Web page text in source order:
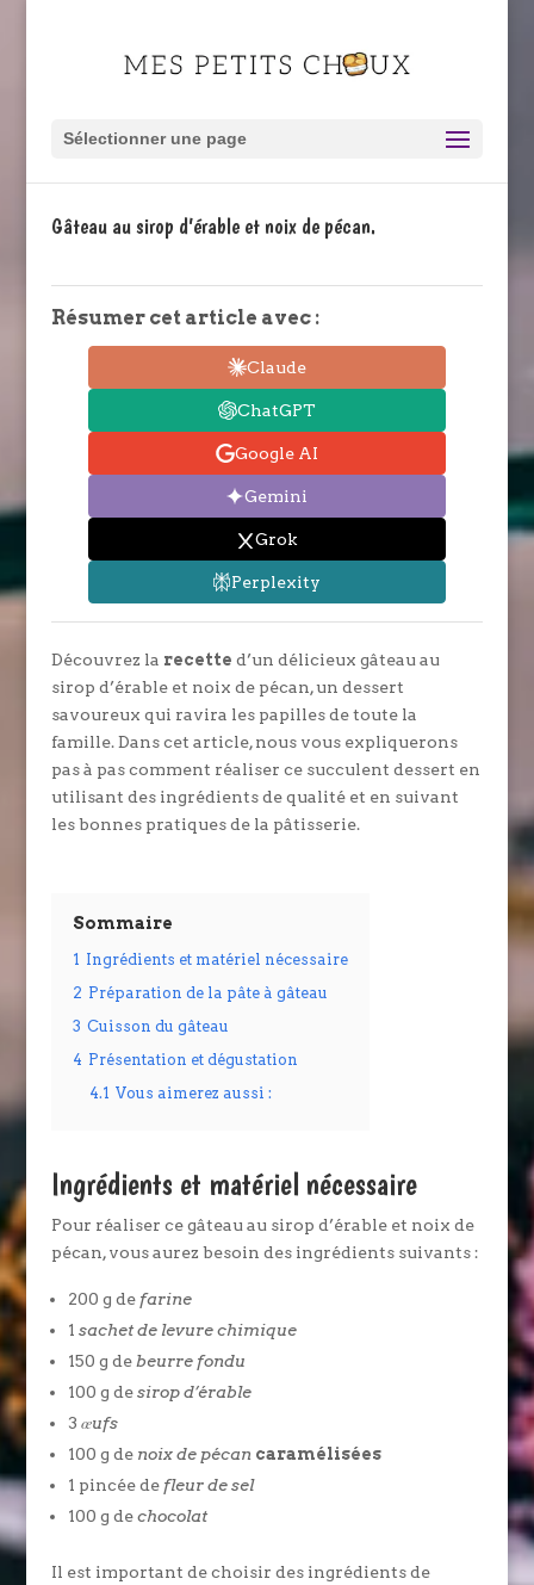
Sélectionner une page
Gâteau au sirop d’érable et noix de pécan.
Résumer cet article avec :
Claude
ChatGPT
Google AI
Gemini
Grok
Perplexity
Découvrez la recette d’un délicieux gâteau au
sirop d’érable et noix de pécan, un dessert
savoureux qui ravira les papilles de toute la
famille. Dans cet article, nous vous expliquerons
pas à pas comment réaliser ce succulent dessert en
utilisant des ingrédients de qualité et en suivant
les bonnes pratiques de la pâtisserie.
Sommaire
1 Ingrédients et matériel nécessaire
2 Préparation de la pâte à gâteau
3 Cuisson du gâteau
4 Présentation et dégustation
4.1 Vous aimerez aussi :
Ingrédients et matériel nécessaire
Pour réaliser ce gâteau au sirop d’érable et noix de
pécan, vous aurez besoin des ingrédients suivants :
200 g de farine
1 sachet de levure chimique
150 g de beurre fondu
100 g desirop d’érable
3 œufs
100 g de noix de pécan caramélisées
1 pincée de fleur de sel
100 g dechocolat
Il est important de choisir des ingrédients de